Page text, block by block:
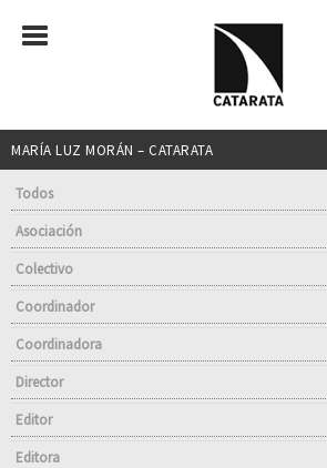
MARÍA LUZ MORÁN – CATARATA
Todos
Asociación
Colectivo
Coordinador
Coordinadora
Director
Editor
Editora